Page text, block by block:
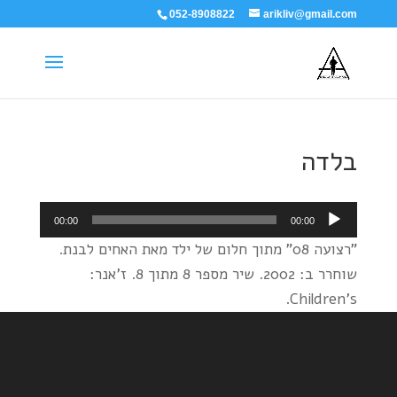
052-8908822 arikliv@gmail.com
בלדה
אודיו
00:00
00:00
"רצועה 08" מתוך חלום של ילד מאת האחים לבנת.
שוחרר ב: 2002. שיר מספר 8 מתוך 8. ז'אנר:
Children's.